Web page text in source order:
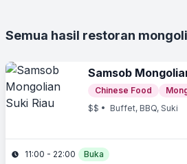
Semua hasil restoran
Samsob
Chinese Food
$$ • Buffet, BBQ, Suki
11:00 - 22:00
Buka